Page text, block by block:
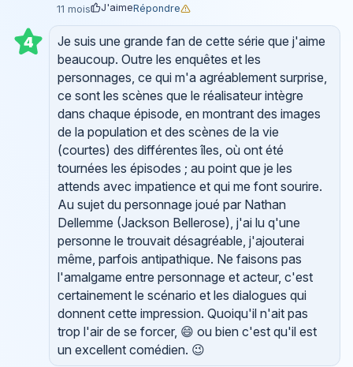
11 mois J'aimeRépondre
4
Je suis une grande fan de cette série que j'aime
beaucoup. Outre les enquêtes et les
personnages, ce qui m'a agréablement surprise,
ce sont les scènes que le réalisateur intègre
dans chaque épisode, en montrant des images
de la population et des scènes de la vie
(courtes) des différentes îles, où ont été
tournées les épisodes ; au point que je les
attends avec impatience et qui me font sourire.
Au sujet du personnage joué par Nathan
Dellemme (Jackson Bellerose), j'ai lu q'une
personne le trouvait désagréable, j'ajouterai
même, parfois antipathique. Ne faisons pas
l'amalgame entre personnage et acteur, c'est
certainement le scénario et les dialogues qui
donnent cette impression. Quoiqu'il n'ait pas
trop l'air de se forcer, 😄 ou bien c'est qu'il est
un excellent comédien. 😉